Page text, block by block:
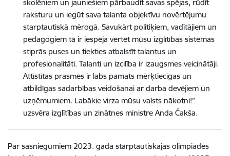
skolēniem un jauniešiem pārbaudīt savas spējas, rūdīt
raksturu un iegūt sava talanta objektīvu novērtējumu
starptautiskā mērogā. Savukārt politiķiem, vadītājiem un
pedagogiem tā ir iespēja vērtēt mūsu izglītības sistēmas
stiprās puses un tiekties atbalstīt talantus un
profesionalitāti. Talanti un izcilība ir izaugsmes veicinātāji.
Attīstītas prasmes ir labs pamats mērķtiecīgas un
atbildīgas sadarbības veidošanai ar darba devējiem un
uzņēmumiem. Labākie virza mūsu valsts nākotni!”
uzsvēra izglītības un zinātnes ministre Anda Čakša.
Par sasniegumiem 2023. gada starptautiskajās olimpiādēs